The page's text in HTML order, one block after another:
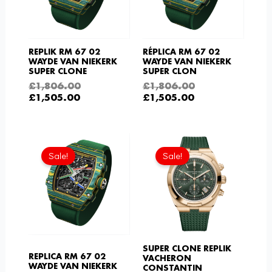
REPLIK RM 67 02
WAYDE VAN NIEKERK
SUPER CLONE
£1,806.00
£1,505.00
RÉPLICA RM 67 02
WAYDE VAN NIEKERK
SUPER CLON
£1,806.00
£1,505.00
Sale!
REPLICA RM 67 02
WAYDE VAN NIEKERK
Ursprünglicher
Preis
war:
£1,806.00
Aktueller
Preis
ist:
£1,505.00.
Sale!
SUPER CLONE REPLIK
VACHERON
CONSTANTIN
Preis
war:
£1,032.00